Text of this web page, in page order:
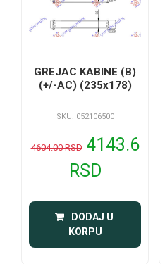
GREJAC KABINE (B)
(+/-AC) (235x178)
SKU: 052106500
4604.00 RSD 4143.6
RSD
DODAJ U
KORPU